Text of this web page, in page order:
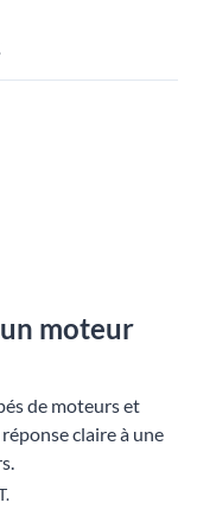
moteur
de moteurs et
claire à une